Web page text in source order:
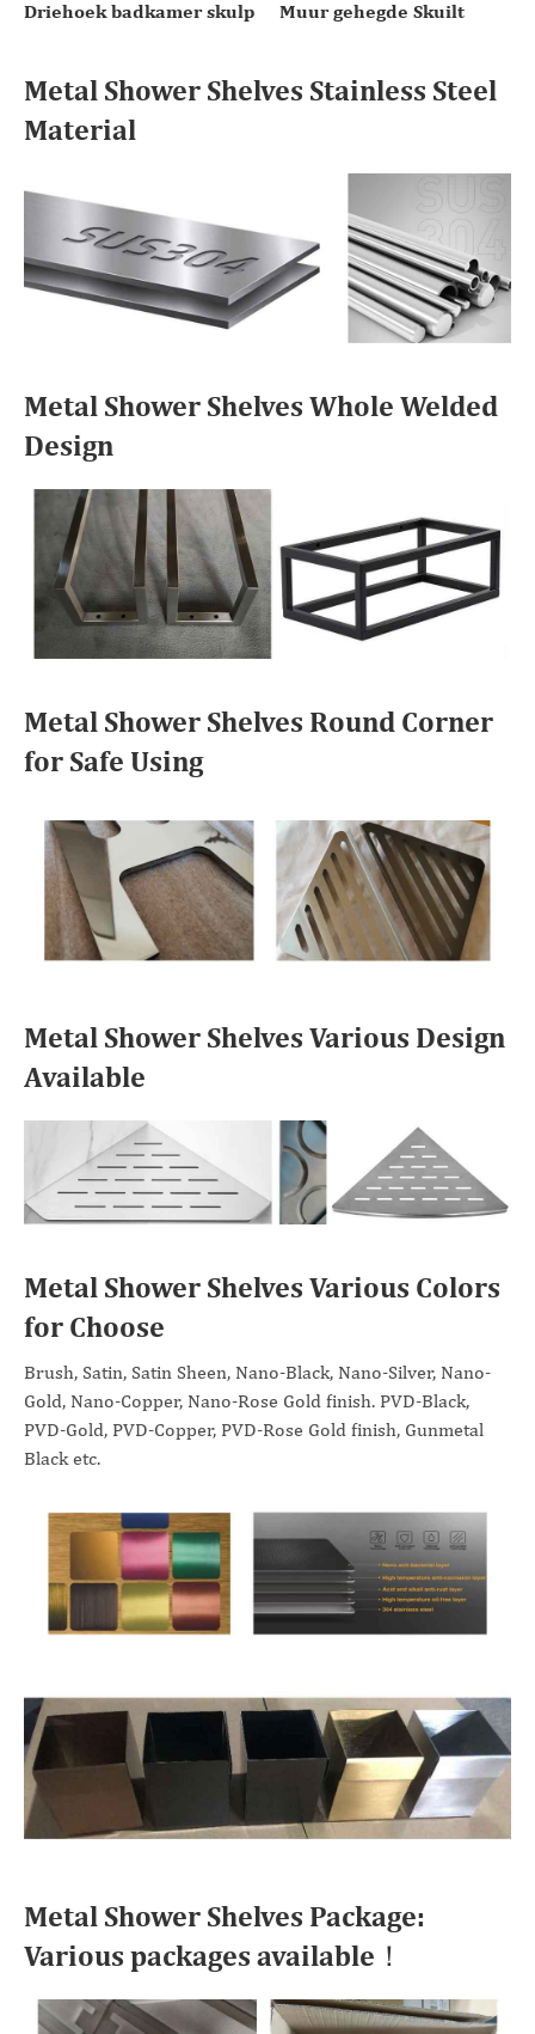
Driehoek badkamer skulp Muur gehegde Skuilt
Metal Shower Shelves Stainless Steel
Material
Metal Shower Shelves Whole Welded
Design
Metal Shower Shelves Round Corner
for Safe Using
Metal Shower Shelves Various Design
Available
Metal Shower Shelves Various Colors
for Choose
Brush, Satin, Satin Sheen, Nano-Black, Nano-Silver, Nano-
Gold, Nano-Copper, Nano-Rose Gold finish. PVD-Black,
PVD-Gold, PVD-Copper, PVD-Rose Gold finish, Gunmetal
Black etc.
Metal Shower Shelves Package:
Various packages available！